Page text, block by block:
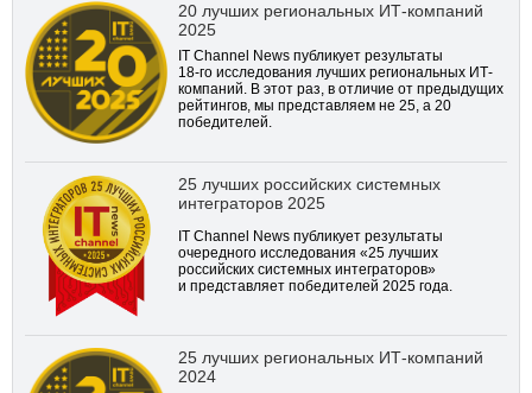
20 лучших региональных ИТ-компаний
2025
IT Channel News публикует результаты
18-го исследования лучших региональных ИТ-
компаний. В этот раз, в отличие от предыдущих
рейтингов, мы представляем не 25, а 20
победителей.
25 лучших российских системных
интеграторов 2025
IT Channel News публикует результаты
очередного исследования «25 лучших
российских системных интеграторов»
и представляет победителей 2025 года.
25 лучших региональных ИТ-компаний
2024